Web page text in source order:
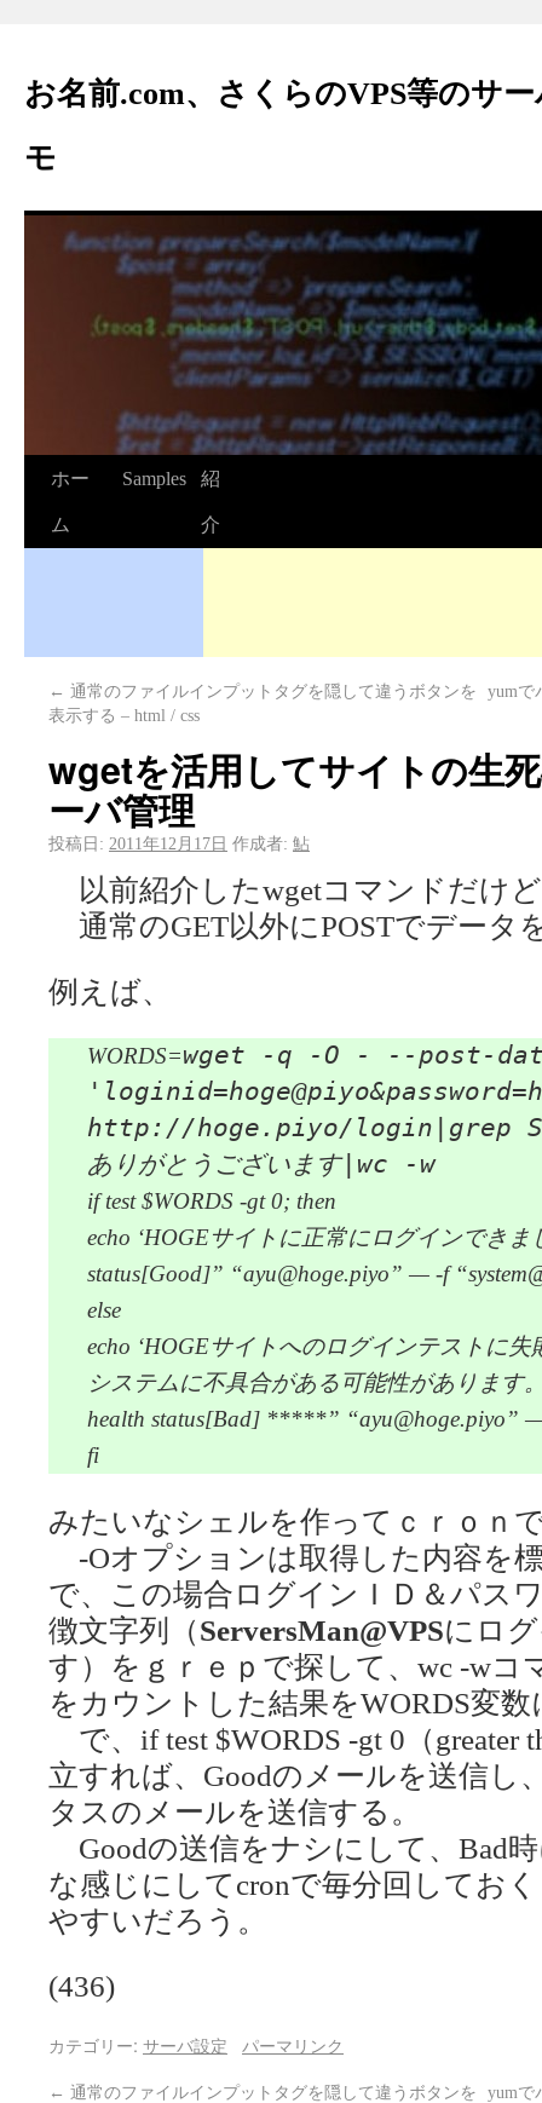
お名前.com、さくらのVPS等のサ
モ
ホー
ム
Samples 紹
介
← 通常のファイルインプットタグを隠して違うボタンを
表示する – html / css
yumで
wgetを活用してサイトの生
ーバ管理
投稿日: 2011年12月17日 作成者: 鮎
以前紹介したwgetコマンドだけ
通常のGET以外にPOSTでデータ
例えば、
WORDS=wget -q -O - --post-
http://hoge.piyo/login|grep
ありがとうございます|wc -w
if test $WORDS -gt 0; then
echo ‘HOGEサイトに正常にログインできま
status[Good]” “ayu@hoge.piyo” — -f
else
echo ‘HOGEサイトへのログインテストに失
システムに不具合がある可能性があります
health status[Bad] *****” “ayu@hoge.piyo” —
fi
みたいなシェルを作ってｃｒｏｎ
-Oオプションは取得した内容を
で、この場合ログインＩＤ＆パス
徴文字列（ServersMan@VPSにロ
す）をｇｒｅｐで探して、wc -wコ
をカウントした結果をWORDS変
で、if test $WORDS -gt 0（greater
立すれば、Goodのメールを送信し
タスのメールを送信する。
Goodの送信をナシにして、Bad
な感じにしてcronで毎分回してお
やすいだろう。
(436)
カテゴリー: サーバ設定 パーマリンク
← 通常のファイルインプットタグを隠して違うボタンを
yumで